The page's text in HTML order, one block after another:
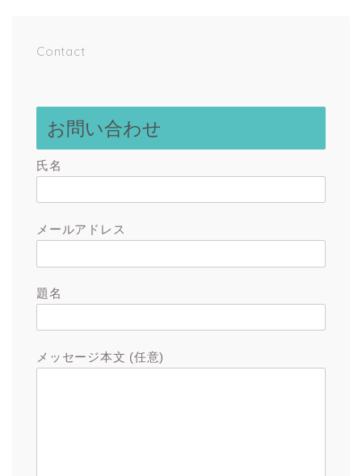
Contact
お問い合わせ
氏名
メールアドレス
題名
メッセージ本文 (任意)